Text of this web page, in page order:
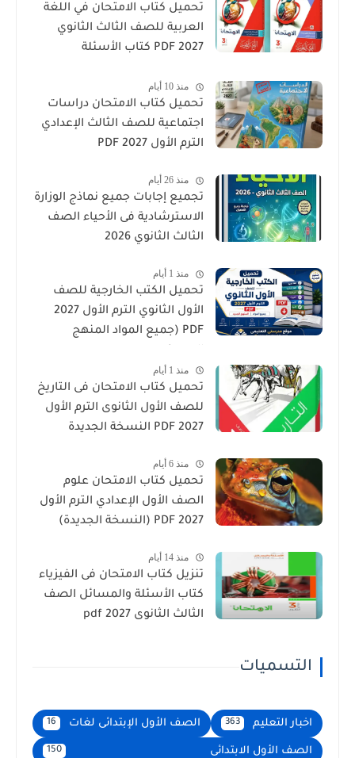
تحميل كتاب الامتحان في اللغة
العربية للصف الثالث الثانوي
2027 PDF كتاب الأسئلة
منذ 10 أيام
تحميل كتاب الامتحان دراسات
اجتماعية للصف الثالث الإعدادي
الترم الأول 2027 PDF
منذ 26 أيام
تجميع إجابات جميع نماذج الوزارة
الاسترشادية فى الأحياء الصف
الثالث الثانوي 2026
منذ 1 أيام
تحميل الكتب الخارجية للصف
الأول الثانوي الترم الأول 2027
PDF (جميع المواد المنهج
منذ 1 أيام
تحميل كتاب الامتحان فى التاريخ
للصف الأول الثانوى الترم الأول
2027 PDF النسخة الجديدة
منذ 6 أيام
تحميل كتاب الامتحان علوم
الصف الأول الإعدادي الترم الأول
2027 PDF (النسخة الجديدة)
منذ 14 أيام
تنزيل كتاب الامتحان فى الفيزياء
كتاب الأسئلة والمسائل الصف
الثالث الثانوى 2027 pdf
التسميات
اخبار التعليم 363 الصف الأول الإبتدائى لغات 16
الصف الأول الابتدائى 150